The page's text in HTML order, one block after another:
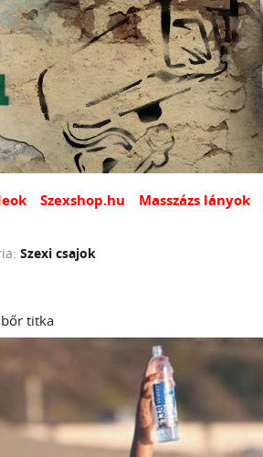
Szexshop.hu Masszázs lányok
Szexi csajok
bőr titka